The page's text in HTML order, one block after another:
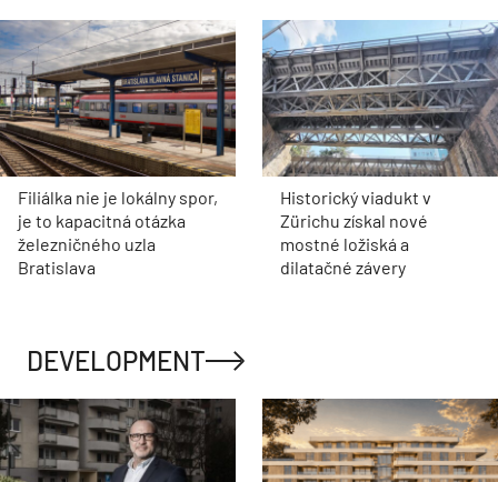
Filiálka nie je lokálny spor,
je to kapacitná otázka
železničného uzla
Bratislava
Historický viadukt v
Zürichu získal nové
mostné ložiská a
dilatačné závery
DEVELOPMENT